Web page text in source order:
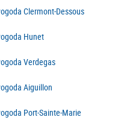
Clermont-Dessous
Hunet
Verdegas
Aiguillon
Port-Sainte-Marie